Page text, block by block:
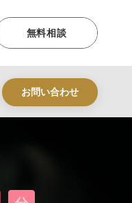
無料相談
お問い合わせ